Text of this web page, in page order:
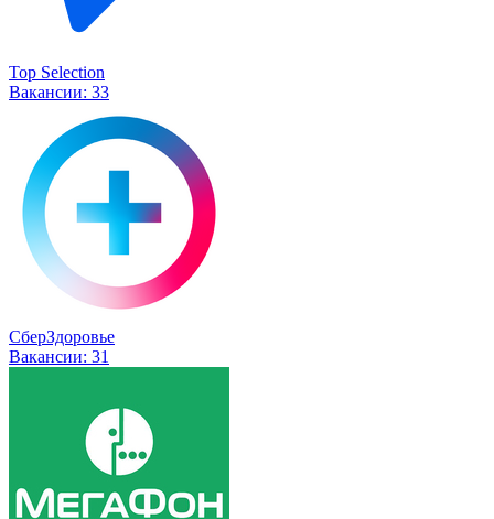
Top Selection
Вакансии: 33
СберЗдоровье
Вакансии: 31